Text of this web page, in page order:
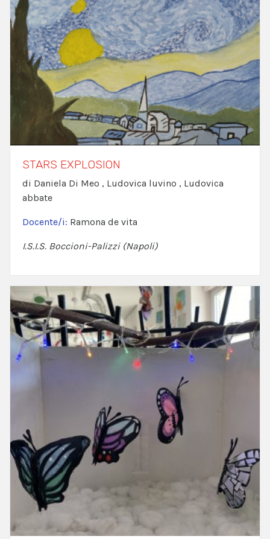
STARS EXPLOSION
di Daniela Di Meo , Ludovica luvino , Ludovica
abbate
Docente/i: Ramona de vita
I.S.I.S. Boccioni-Palizzi (Napoli)